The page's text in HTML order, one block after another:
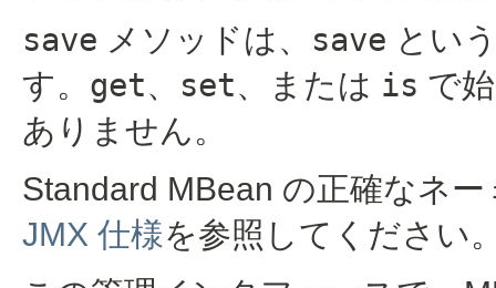
save メソッドは、 save とい
す。 get、 set、または is で
ありません。
Standard MBean の正確なネ
JMX 仕様を参照してください